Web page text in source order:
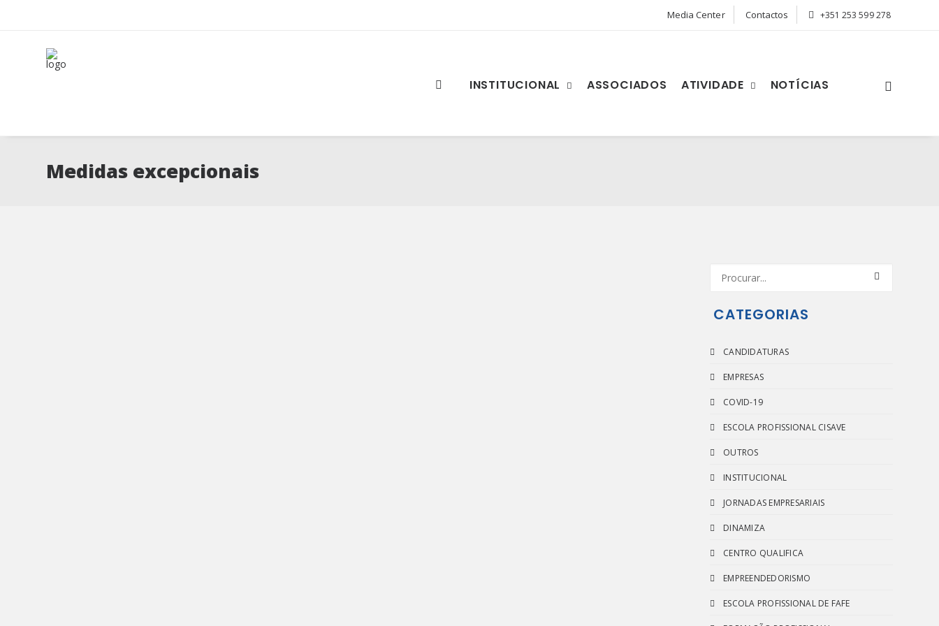
Media Center Contactos +351 253 599 278
INSTITUCIONAL ASSOCIADOS ATIVIDADE NOTÍCIAS
Medidas excepcionais
CATEGORIAS
CANDIDATURAS
EMPRESAS
COVID-19
ESCOLA PROFISSIONAL CISAVE
OUTROS
INSTITUCIONAL
JORNADAS EMPRESARIAIS
DINAMIZA
CENTRO QUALIFICA
EMPREENDEDORISMO
ESCOLA PROFISSIONAL DE FAFE